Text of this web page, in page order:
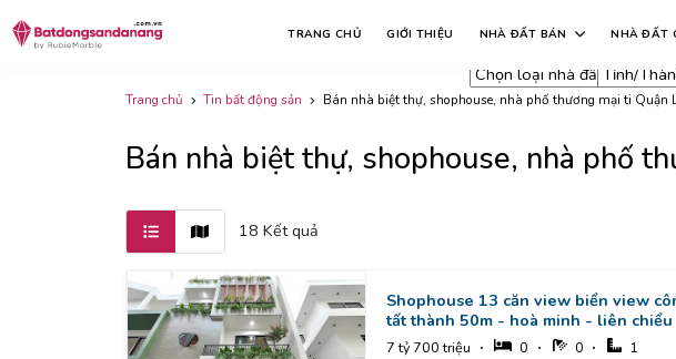
TRANG CHỦ GIỚI THIỆU NHÀ ĐẤT BÁN NHÀ ĐẤT
Nhà đất bán Nhà đất cho thuê Loại nhà đất
Tất cả Tất cả
Trang chủ Tin bất động sản Bán nhà biệt thự, shophouse, nhà phố thương mại ti Quận
Bán nhà biệt thự, shophouse, nhà phố
18 Kết quả
Shophouse 13 căn view biển view
tất thành 50m - hoà minh - liên chiểu
7 tỷ 700 triệu 0 0 1